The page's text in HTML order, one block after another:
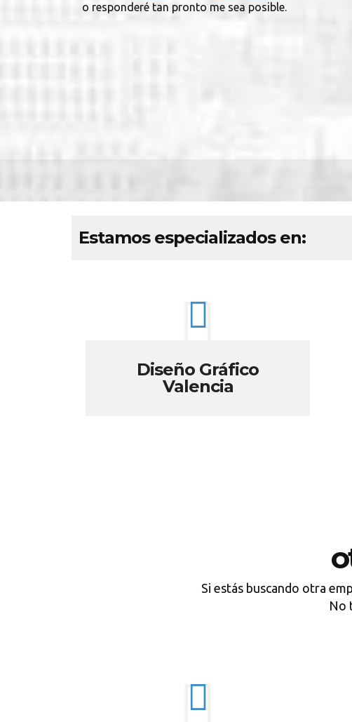
o responderé tan pronto me sea posible.
Estamos especializados en:
Diseño Gráfico
Valencia
Si estás buscando otra
No